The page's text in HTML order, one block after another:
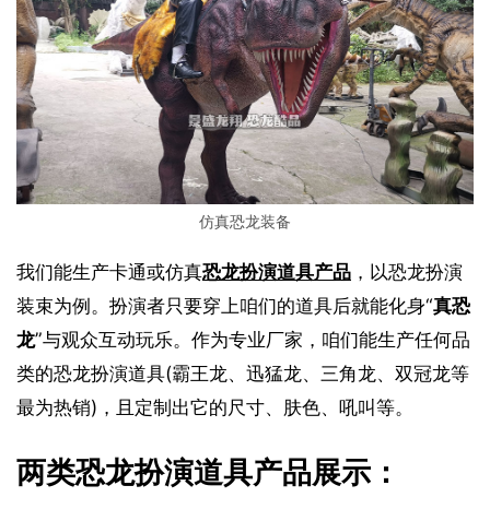
仿真恐龙装备
我们能生产卡通或仿真恐龙扮演道具产品 ，以恐龙扮演
装束为例。扮演者只要穿上咱们的道具后就能化身“真恐
龙”与观众互动玩乐。作为专业厂家，咱们能生产任何品
类的恐龙扮演道具(霸王龙、迅猛龙、三角龙、双冠龙等
最为热销)，且定制出它的尺寸、肤色、吼叫等。
两类恐龙扮演道具产品展示：